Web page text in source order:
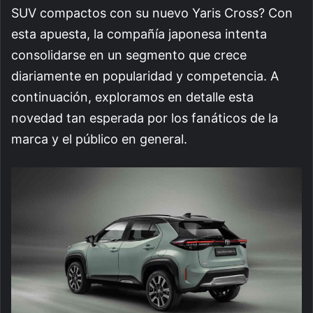
SUV compactos con su nuevo Yaris Cross? Con
esta apuesta, la compañía japonesa intenta
consolidarse en un segmento que crece
diariamente en popularidad y competencia. A
continuación, exploramos en detalle esta
novedad tan esperada por los fanáticos de la
marca y el público en general.